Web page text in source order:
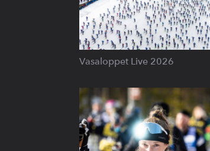
Vasaloppet Live 2026